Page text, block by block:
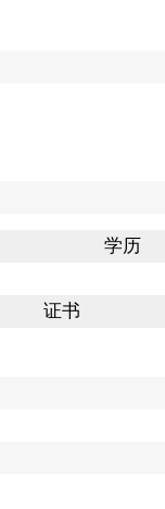
学历
证书